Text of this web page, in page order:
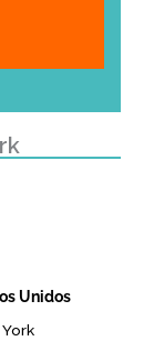
Unidos